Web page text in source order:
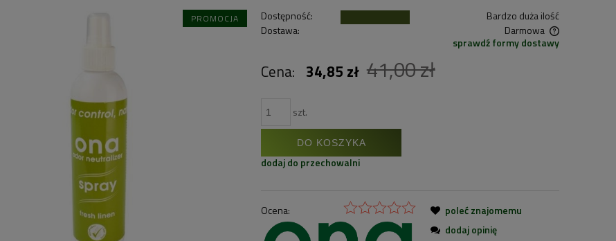
PROMOCJA Dostępność:
Bardzo duża ilość
Dostawa:
Darmowa
Cena nie zawiera ewentualnych kosztów
płatności
sprawdź formy dostawy
Cena: 34,85 zł 41,00 zł
szt.
DO KOSZYKA
dodaj do przechowalni
Ocena:
poleć znajomemu
dodaj opinię